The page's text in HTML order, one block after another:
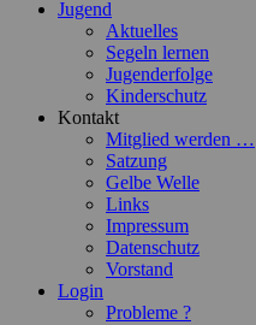
Jugend
Aktuelles
Segeln lernen
Jugenderfolge
Kinderschutz
Kontakt
Mitglied werden …
Satzung
Gelbe Welle
Links
Impressum
Datenschutz
Vorstand
Login
Probleme ?